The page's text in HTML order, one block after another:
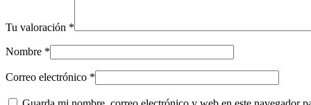
Tu valoración *
Nombre *
Correo electrónico *